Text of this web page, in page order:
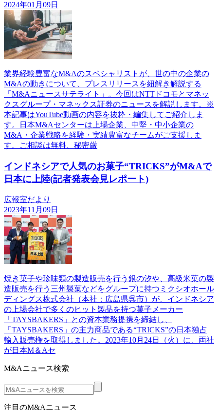
2024年01月09日
業界経験豊富なM&Aのスペシャリストが、世の中の企業の
M&Aの動きについて、プレスリリースを紐解き解説する
「M&Aニュースサテライト」。今回はNTTドコモとマネッ
クスグループ・マネックス証券のニュースを解説します。※
本記事はYouTube動画の内容を抜粋・編集してご紹介しま
す。日本M&Aセンターは上場企業、中堅・中小企業の
M&A・企業戦略を経験・実績豊富なチームがご支援しま
す。ご相談は無料、秘密厳
インドネシアで人気のお菓子“TRICKS”がM&Aで
日本に上陸(記者発表会見レポート)
広報室だより
2023年11月09日
焼き菓子や珍味類の製造販売を行う銀の汐や、高級米菓の製
造販売を行う三州製菓などをグループに持つミクシオホール
ディングス株式会社（本社：広島県呉市）が、インドネシア
の上場会社で多くのヒット製品を持つ菓子メーカー
「TAYSBAKERS」との資本業務提携を締結し、
「TAYSBAKERS」の主力商品である“TRICKS”の日本独占
輸入販売権を取得しました。2023年10月24日（火）に、両社
が日本M＆Aセ
M&Aニュース検索
注目のM&Aニュース